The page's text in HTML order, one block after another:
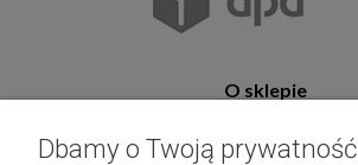
O sklepie
Dbamy o Twoją prywatność